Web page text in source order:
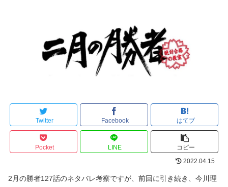
Twitter Facebook はてブ
Pocket LINE コピー
2022.04.15
2月の勝者127話のネタバレ考察ですが、前回に引き続き、今川理